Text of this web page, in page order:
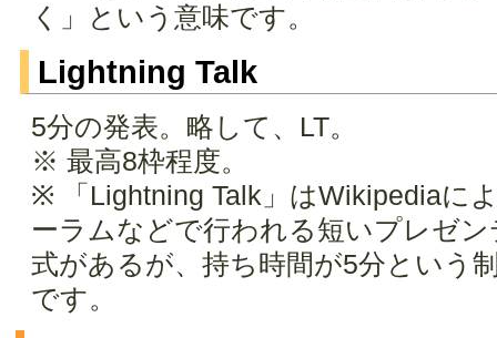
く」という意味です。
Lightning Talk
5分の発表。略して、LT。
※ 最高8枠程度。
※ 「Lightning Talk」はWikipediaに
ーラムなどで行われる短いプレゼ
式があるが、持ち時間が5分という
です。